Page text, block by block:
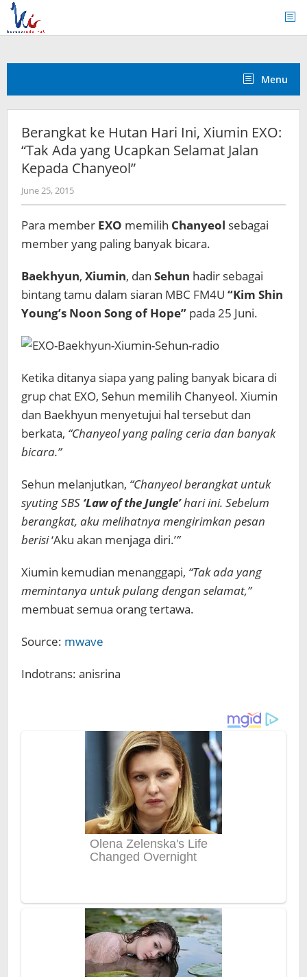
Skip
content
Menu
Berangkat ke Hutan Hari Ini, Xiumin EXO:
“Tak Ada yang Ucapkan Selamat Jalan
Kepada Chanyeol”
June 25, 2015by
Koreanindo
Para member EXO memilih Chanyeol sebagai
member yang paling banyak bicara.
Baekhyun, Xiumin, dan Sehun hadir sebagai
bintang tamu dalam siaran MBC FM4U “Kim Shin
Young’s Noon Song of Hope” pada 25 Juni.
Ketika ditanya siapa yang paling banyak bicara di
grup chat EXO, Sehun memilih Chanyeol. Xiumin
dan Baekhyun menyetujui hal tersebut dan
berkata, “Chanyeol yang paling ceria dan banyak
bicara.”
Sehun melanjutkan, “Chanyeol berangkat untuk
syuting SBS ‘Law of the Jungle’hari ini. Sebelum
berangkat, aku melihatnya mengirimkan pesan
berisi‘Aku akan menjaga diri.’”
Xiumin kemudian menanggapi, “Tak ada yang
memintanya untuk pulang dengan selamat,”
membuat semua orang tertawa.
Source: mwave
Indotrans: anisrina